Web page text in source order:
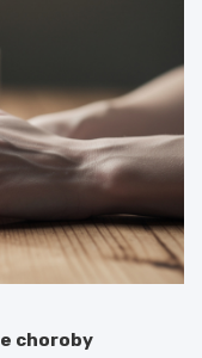
choroby